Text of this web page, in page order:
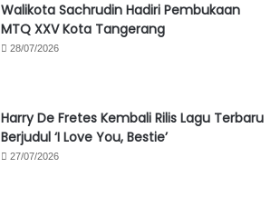
Walikota Sachrudin Hadiri Pembukaan
MTQ XXV Kota Tangerang
28/07/2026
Harry De Fretes Kembali Rilis Lagu Terbaru
Berjudul ‘I Love You, Bestie’
27/07/2026